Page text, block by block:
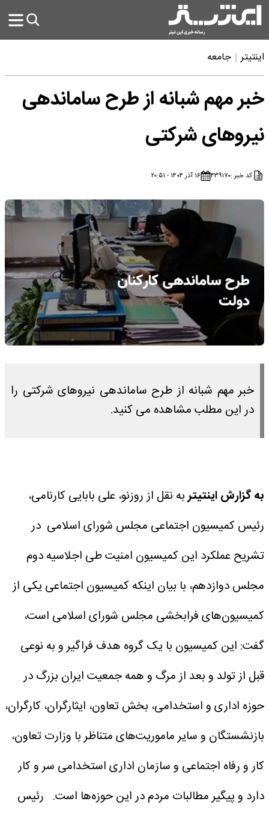
اینتیتر جامعه
خبر مهم شبانه از طرح ساماندهی
نیروهای شرکتی
کد خبر :۴۳۹۱۷۰ ۱۶ آذر ۱۴۰۴ - ۲۰:۵۱
خبر مهم شبانه از طرح ساماندهی نیروهای شرکتی را
در این مطلب مشاهده می کنید.
به گزارش اینتیتربه نقل از روزنو، علی بابایی کارنامی،
رئیس کمیسیون اجتماعی مجلس شورای اسلامی در
تشریح عملکرد این کمیسیون امنیت طی اجلاسیه دوم
مجلس دوازدهم، با بیان اینکه کمیسیون اجتماعی یکی از
کمیسیون‌های فرابخشی مجلس شورای اسلامی است،
گفت: این کمیسیون با یک گروه هدف فراگیر و به نوعی
قبل از تولد و بعد از مرگ و همه جمعیت ایران بزرگ در
حوزه اداری و استخدامی، بخش تعاون، ایثارگران، کارگران،
بازنشستگان و سایر ماموریت‌های متناظر با وزارت تعاون،
کار و رفاه اجتماعی و سازمان اداری استخدامی سر و کار
دارد و پیگیر مطالبات مردم در این حوزه‌ها است. رئیس